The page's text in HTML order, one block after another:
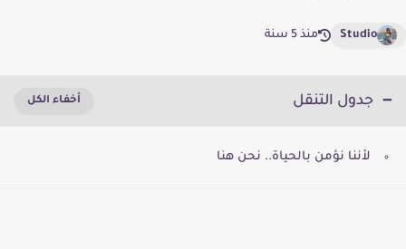
Studio منذ 5 سنة
جدول التنقل
لأننا نؤمن بالحياة.. نحن هنا